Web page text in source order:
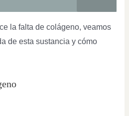
la falta de colágeno, veamos
de esta sustancia y cómo